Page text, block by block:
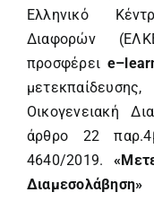
Ελληνικό
Διαφορών
προσφέρει e–
Οικογενειακή
άρθρο 22
4640/2019.«M
Διαμεσολάβηση»